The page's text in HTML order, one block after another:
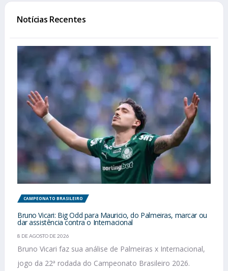
Notícias Recentes
CAMPEONATO BRASILEIRO
Bruno Vicari: Big Odd para Mauricio, do Palmeiras, marcar ou
dar assistência contra o Internacional
8 DE AGOSTO DE 2026
Bruno Vicari faz sua análise de Palmeiras x Internacional,
jogo da 22ª rodada do Campeonato Brasileiro 2026.